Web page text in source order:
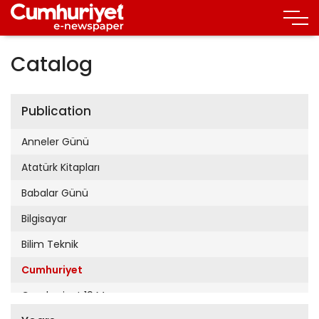
Catalog
Publication
Anneler Günü
Atatürk Kitapları
Babalar Günü
Bilgisayar
Bilim Teknik
Cumhuriyet
Cumhuriyet 19 Mayıs